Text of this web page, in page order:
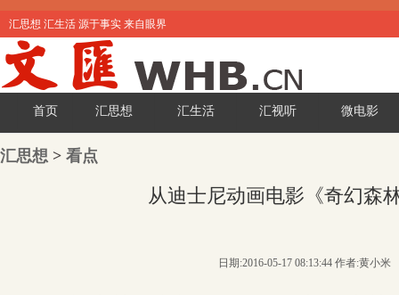
汇思想 汇生活 源于事实 来自眼界
首页 汇思想 汇生活 汇视听 微电影
汇思想 > 看点
从迪士尼动画电影《奇幻森
日期:2016-05-17 08:13:44 作者:黄小米